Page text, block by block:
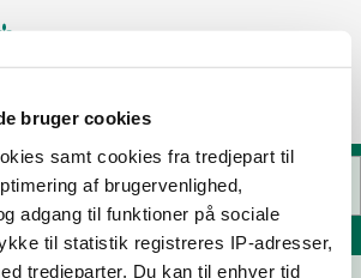
bruger cookies
samt cookies fra tredjepart til
af brugervenlighed,
adgang til funktioner på sociale
til statistik registreres IP-adresser,
tredjeparter. Du kan til enhver tid
by, firmanavn